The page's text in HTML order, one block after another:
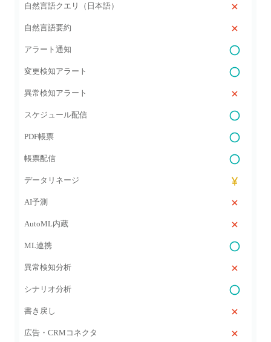
自然言語クエリ（日本語）
自然言語要約
アラート通知
変更検知アラート
異常検知アラート
スケジュール配信
PDF帳票
帳票配信
データリネージ
AI予測
AutoML内蔵
ML連携
異常検知分析
シナリオ分析
書き戻し
広告・CRMコネクタ